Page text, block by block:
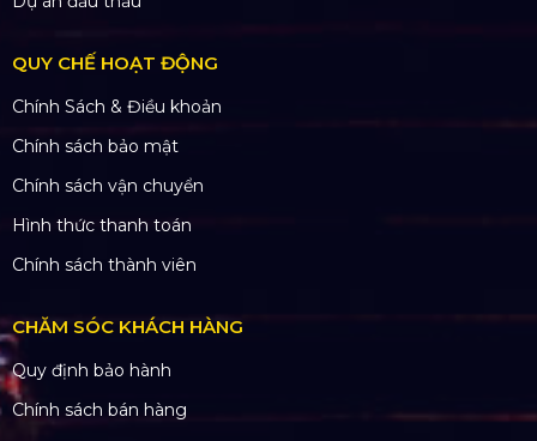
QUY CHẾ HOẠT ĐỘNG
Chính Sách & Điều khoản
Chính sách bảo mật
Chính sách vận chuyển
Hình thức thanh toán
Chính sách thành viên
CHĂM SÓC KHÁCH HÀNG
Quy định bảo hành
Chính sách bán hàng